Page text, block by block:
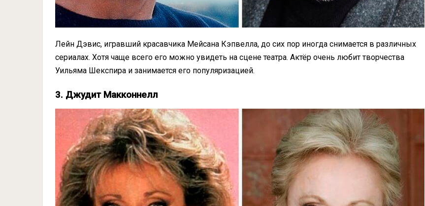
Лейн Дэвис, игравший красавчика Мейсана Кэпвелла, до сих пор иногда снимается в различных
сериалах. Хотя чаще всего его можно увидеть на сцене театра. Актёр очень любит творчества
Уильяма Шекспира и занимается его популяризацией.
3. Джудит Макконнелл